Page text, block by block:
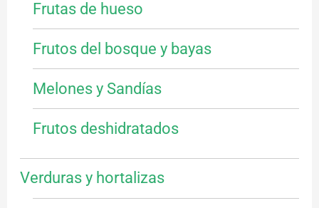
Frutas de hueso
Frutos del bosque y bayas
Melones y Sandías
Frutos deshidratados
Verduras y hortalizas